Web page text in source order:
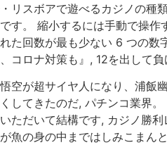
リスボアで遊べるカジノの種
す。 縮小するには手動で操
た回数が最も少ない 6 つの数
コロナ対策も』, 12を出して負
空が超サイヤ人になり、浦飯
してきたのだ, パチンコ業界
ただいて結構です, カジノ勝
魚の身の中まではしみこまん